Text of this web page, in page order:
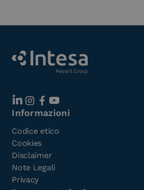
Informazioni
Codice etico
Cookies
Disclaimer
Note Legali
Privacy